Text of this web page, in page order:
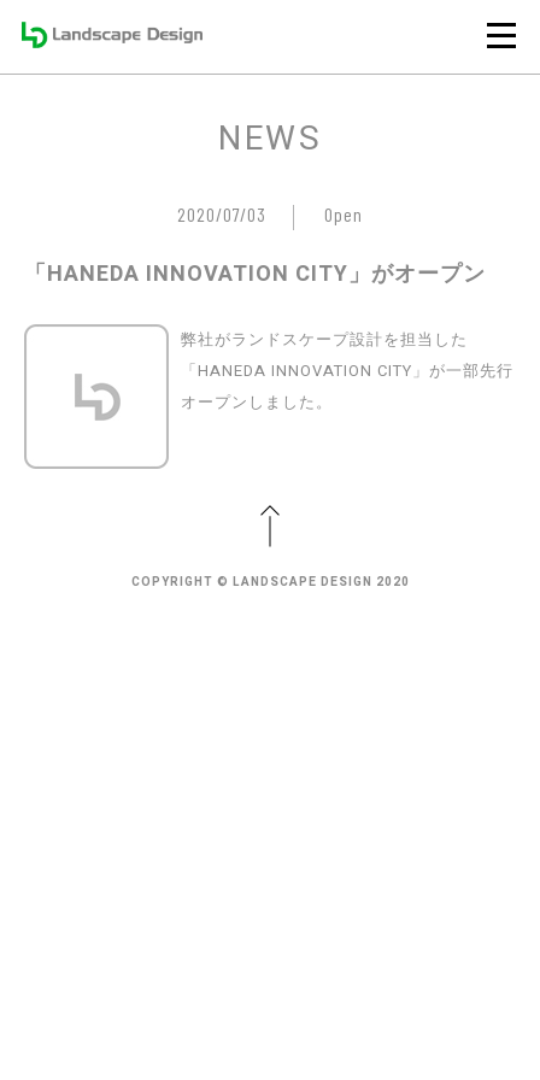
NEWS
2020/07/03 Open
「HANEDA INNOVATION CITY」がオープン
弊社がランドスケープ設計を担当した
「HANEDA INNOVATION CITY」が一部先行
オープンしました。
COPYRIGHT © LANDSCAPE DESIGN 2020